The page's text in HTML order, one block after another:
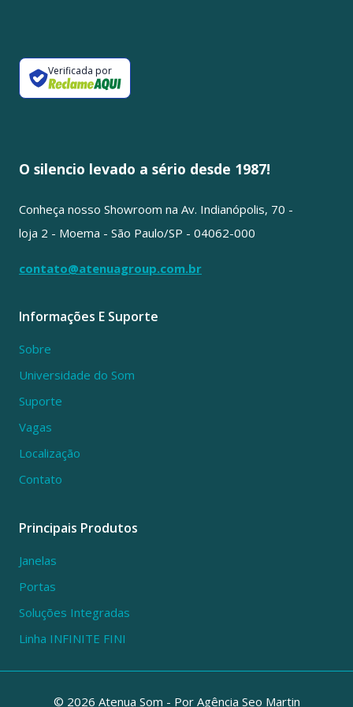
Verificada por
O silencio levado a sério desde 1987!
Conheça nosso Showroom na Av. Indianópolis, 70 -
loja 2 - Moema - São Paulo/SP - 04062-000
contato@atenuagroup.com.br
Informações E Suporte
Sobre
Universidade do Som
Suporte
Vagas
Localização
Contato
Principais Produtos
Janelas
Portas
Soluções Integradas
Linha INFINITE FINI
© 2026 Atenua Som - Por Agência Seo Martin